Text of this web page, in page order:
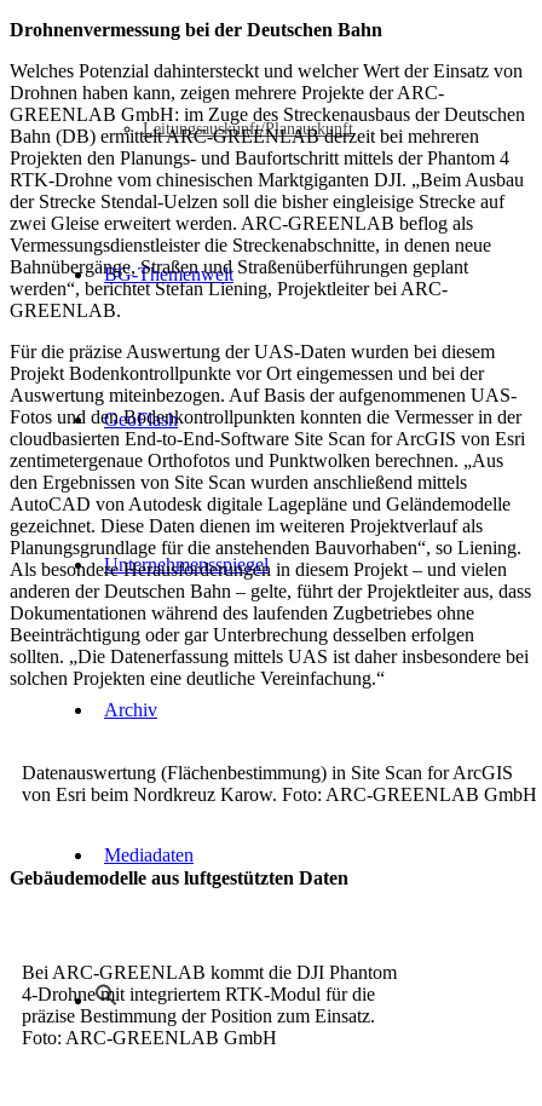
Leitungsauskunft/Planauskunft
BG-Themenwelt
GeoFlash
Unternehmensspiegel
Archiv
Mediadaten
Drohnenvermessung bei der Deutschen Bahn
Welches Potenzial dahintersteckt und welcher Wert der Einsatz von
Drohnen haben kann, zeigen mehrere Projekte der ARC-
GREENLAB GmbH: im Zuge des Streckenausbaus der Deutschen
Bahn (DB) ermittelt ARC-GREENLAB derzeit bei mehreren
Projekten den Planungs- und Baufortschritt mittels der Phantom 4
RTK-Drohne vom chinesischen Marktgiganten DJI. „Beim Ausbau
der Strecke Stendal-Uelzen soll die bisher eingleisige Strecke auf
zwei Gleise erweitert werden. ARC-GREENLAB beflog als
Vermessungsdienstleister die Streckenabschnitte, in denen neue
Bahnübergänge, Straßen und Straßenüberführungen geplant
werden“, berichtet Stefan Liening, Projektleiter bei ARC-
GREENLAB.
Für die präzise Auswertung der UAS-Daten wurden bei diesem
Projekt Bodenkontrollpunkte vor Ort eingemessen und bei der
Auswertung miteinbezogen. Auf Basis der aufgenommenen UAS-
Fotos und den Bodenkontrollpunkten konnten die Vermesser in der
cloudbasierten End-to-End-Software Site Scan for ArcGIS von Esri
zentimetergenaue Orthofotos und Punktwolken berechnen. „Aus
den Ergebnissen von Site Scan wurden anschließend mittels
AutoCAD von Autodesk digitale Lagepläne und Geländemodelle
gezeichnet. Diese Daten dienen im weiteren Projektverlauf als
Planungsgrundlage für die anstehenden Bauvorhaben“, so Liening.
Als besondere Herausforderungen in diesem Projekt – und vielen
anderen der Deutschen Bahn – gelte, führt der Projektleiter aus, dass
Dokumentationen während des laufenden Zugbetriebes ohne
Beeinträchtigung oder gar Unterbrechung desselben erfolgen
sollten. „Die Datenerfassung mittels UAS ist daher insbesondere bei
solchen Projekten eine deutliche Vereinfachung.“
Datenauswertung (Flächenbestimmung) in Site Scan for ArcGIS
von Esri beim Nordkreuz Karow. Foto: ARC-GREENLAB GmbH
Gebäudemodelle aus luftgestützten Daten
Bei ARC-GREENLAB kommt die DJI Phantom
4-Drohne mit integriertem RTK-Modul für die
präzise Bestimmung der Position zum Einsatz.
Foto: ARC-GREENLAB GmbH